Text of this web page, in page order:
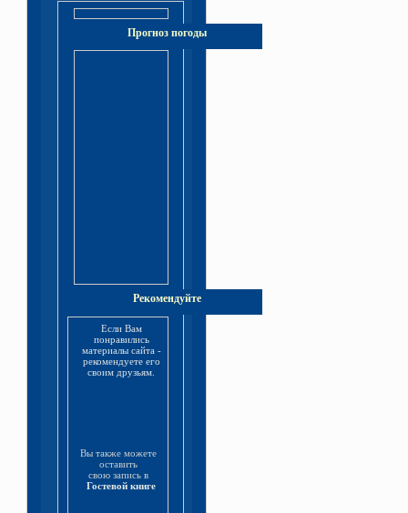
Прогноз погоды
Рекомендуйте
Если Вам
понравились
материалы сайта -
рекомендуете его
своим друзьям.
Вы также можете
оставить
свою запись в
Гостевой книге